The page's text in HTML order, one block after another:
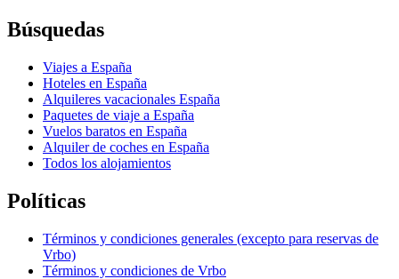
Búsquedas
Viajes a España
Hoteles en España
Alquileres vacacionales España
Paquetes de viaje a España
Vuelos baratos en España
Alquiler de coches en España
Todos los alojamientos
Políticas
Términos y condiciones generales (excepto para reservas de
Vrbo)
Términos y condiciones de Vrbo